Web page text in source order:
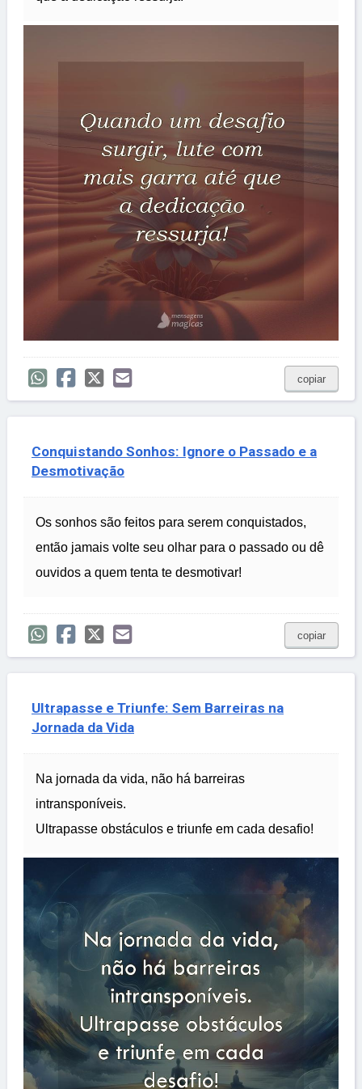
copiar
Conquistando Sonhos: Ignore o Passado e a
Desmotivação
Os sonhos são feitos para serem conquistados,
então jamais volte seu olhar para o passado ou dê
ouvidos a quem tenta te desmotivar!
copiar
Ultrapasse e Triunfe: Sem Barreiras na
Jornada da Vida
Na jornada da vida, não há barreiras
intransponíveis.
Ultrapasse obstáculos e triunfe em cada desafio!